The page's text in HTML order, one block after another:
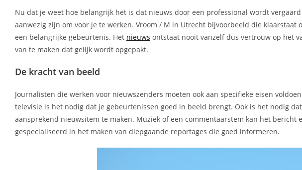
Nu dat je weet hoe belangrijk het is dat nieuws door een professional wordt
aanwezig zijn om voor je te werken. Vroom / M in Utrecht bijvoorbeeld die
een belangrijke gebeurtenis. Het nieuws ontstaat nooit vanzelf dus vertrouw op het
van te maken dat gelijk wordt opgepakt.
De kracht van beeld
Journalisten die werken voor nieuwszenders moeten ook aan specifieke eisen
televisie is het nodig dat je gebeurtenissen goed in beeld brengt. Ook is het nodig
aansprekend nieuwsitem te maken. Muziek of een commentaarstem kan het bericht
gespecialiseerd in het maken van diepgaande reportages die goed informeren.